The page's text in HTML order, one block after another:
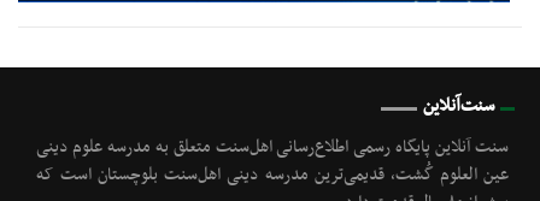
سنت‌آنلاین
سنت آنلاین پایگاه رسمی اطلاع‌رسانی اهل‌سنت متعلق به مدرسه علوم دینی
عین العلوم گُشت, قدیمی‌ترین مدرسه دینی اهل‌سنت بلوچستان است که